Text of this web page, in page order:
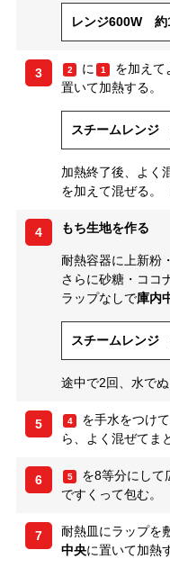
レンジ600W 約
3 2 に 1 を加えて
置いて加熱する。
スチームレンジ
加熱終了後、よく
を加えて混ぜる。
4 もち生地を作る
耐熱容器に上新粉
さらに砂糖・ココ
ラップなしで庫内
スチームレンジ
途中で2回、水で
5 4
を手水をつけ
ら、よく混ぜてま
6 5 を8等分にして
ですくって包む。
7 耐熱皿にラップを
中央に置いて加熱